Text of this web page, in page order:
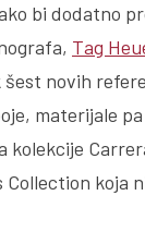
bi dodatno
Tag
šest novih
materijale
kolekcije
koja